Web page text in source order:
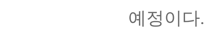
예정이다.